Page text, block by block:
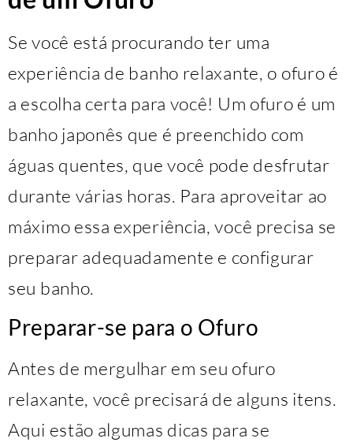
Se você está procurando ter uma
experiência de banho relaxante, o ofuro é
a escolha certa para você! Um ofuro é um
banho japonês que é preenchido com
águas quentes, que você pode desfrutar
durante várias horas. Para aproveitar ao
máximo essa experiência, você precisa se
preparar adequadamente e configurar
seu banho.
Preparar-se para o Ofuro
Antes de mergulhar em seu ofuro
relaxante, você precisará de alguns itens.
Aqui estão algumas dicas para se